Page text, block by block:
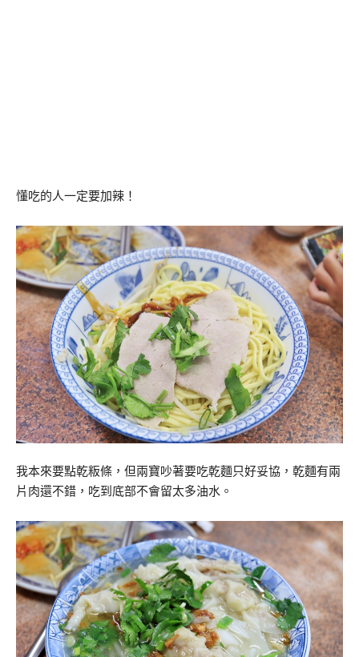
懂吃的人一定要加辣！
我本來要點乾粄條，但兩寶吵著要吃乾麵只好妥協，乾麵有兩
片肉還不錯，吃到底部不會留太多油水。